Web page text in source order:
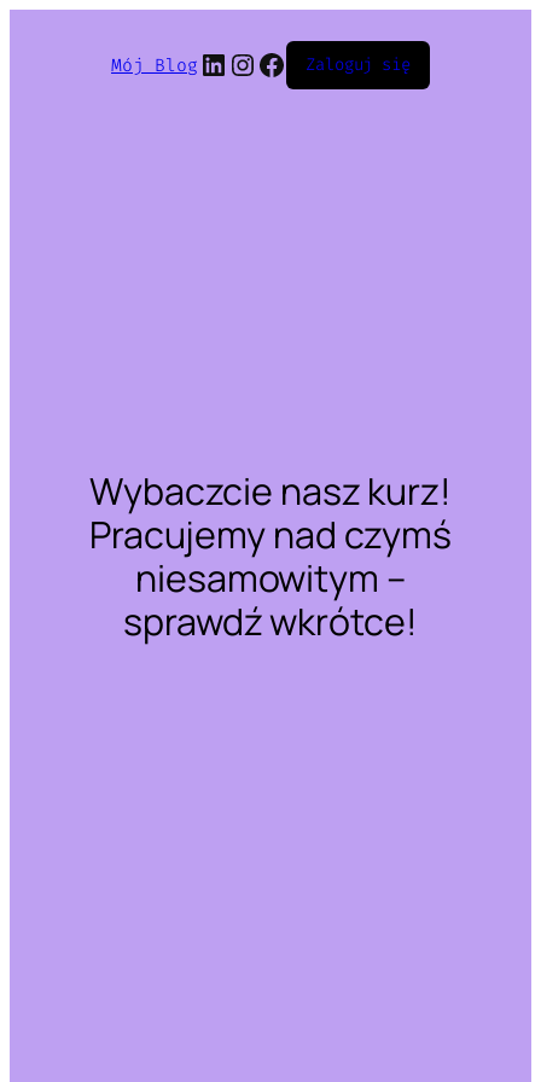
Mój Blog LinkedIn
Instagram
Facebook
Zaloguj się
Wybaczcie nasz kurz!
Pracujemy nad czymś
niesamowitym –
sprawdź wkrótce!